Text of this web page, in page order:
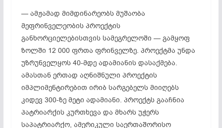
— ამჟამად მიმდინარეობს მუშაობა
მეფრინველეობის პროექტის
განხორციელებისთვის სამეგრელოში — გამყოფ
ზოლში 12 000 ფრთა ფრინველზე. პროექტმა უნდა
უზრუნველყოს 40-მდე ადამიანის დასაქმება.
ამასთან ერთად აღნიშნული პროექტის
იმპლიმენტირებით ირიბ სარგებელს მიიღებს
კიდევ 300-ზე მეტი ადამიანი. პროექტს გააჩნია
პატრიარქის კურთხევა და მხარს უჭერს
საპატრიარქო, ამერიკული საერთაშორისო